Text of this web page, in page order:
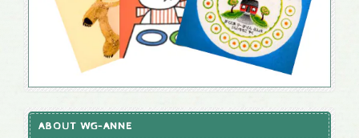
ABOUT WG-ANNE